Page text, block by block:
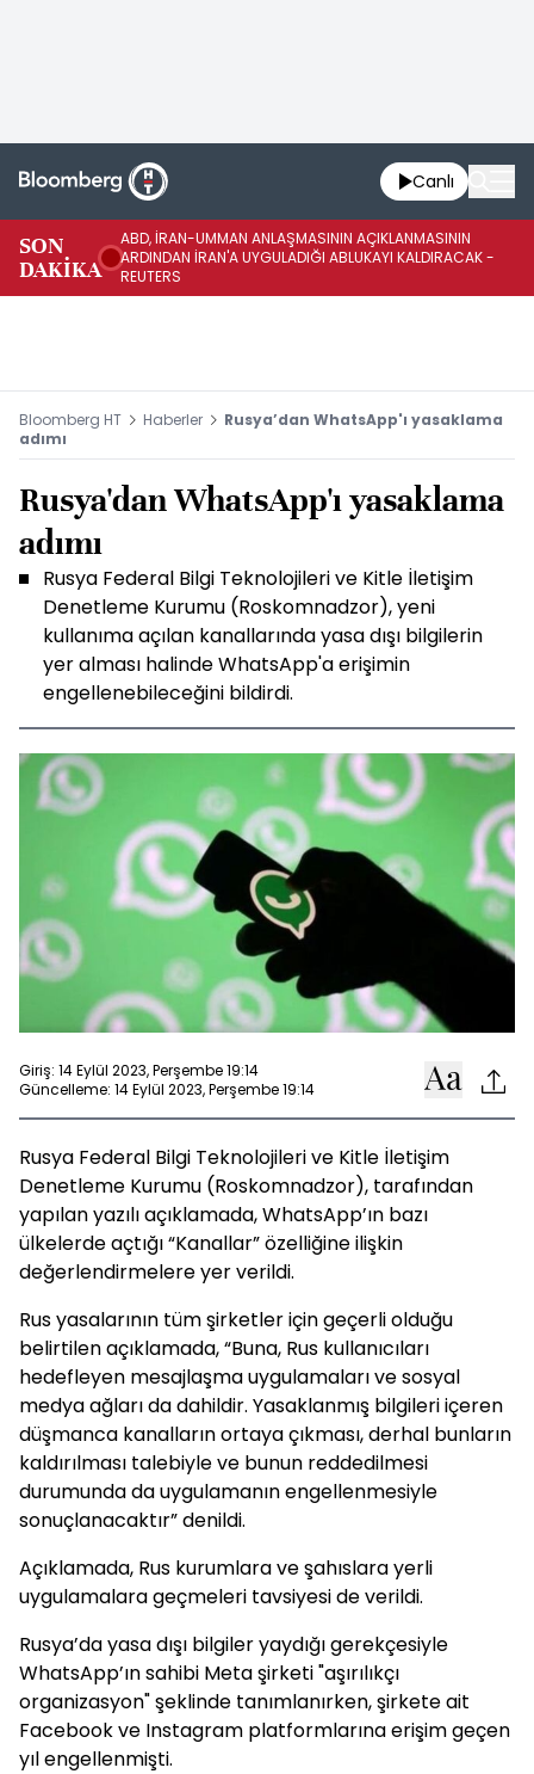
Canlı
SON
DAKİKA
ABD, İRAN-UMMAN ANLAŞMASININ AÇIKLANMASININ
ARDINDAN İRAN'A UYGULADIĞI ABLUKAYI KALDIRACAK -
REUTERS
Bloomberg HT Haberler
Rusya’dan WhatsApp'ı yasaklama
adımı
Rusya'dan WhatsApp'ı yasaklama
adımı
Rusya Federal Bilgi Teknolojileri ve Kitle İletişim
Denetleme Kurumu (Roskomnadzor), yeni
kullanıma açılan kanallarında yasa dışı bilgilerin
yer alması halinde WhatsApp'a erişimin
engellenebileceğini bildirdi.
Giriş: 14 Eylül 2023, Perşembe 19:14
Güncelleme: 14 Eylül 2023, Perşembe 19:14
Rusya Federal Bilgi Teknolojileri ve Kitle İletişim
Denetleme Kurumu (Roskomnadzor), tarafından
yapılan yazılı açıklamada, WhatsApp’ın bazı
ülkelerde açtığı “Kanallar” özelliğine ilişkin
değerlendirmelere yer verildi.
Rus yasalarının tüm şirketler için geçerli olduğu
belirtilen açıklamada, “Buna, Rus kullanıcıları
hedefleyen mesajlaşma uygulamaları ve sosyal
medya ağları da dahildir. Yasaklanmış bilgileri içeren
düşmanca kanalların ortaya çıkması, derhal bunların
kaldırılması talebiyle ve bunun reddedilmesi
durumunda da uygulamanın engellenmesiyle
sonuçlanacaktır” denildi.
Açıklamada, Rus kurumlara ve şahıslara yerli
uygulamalara geçmeleri tavsiyesi de verildi.
Rusya’da yasa dışı bilgiler yaydığı gerekçesiyle
WhatsApp’ın sahibi Meta şirketi "aşırılıkçı
organizasyon" şeklinde tanımlanırken, şirkete ait
Facebook ve Instagram platformlarına erişim geçen
yıl engellenmişti.